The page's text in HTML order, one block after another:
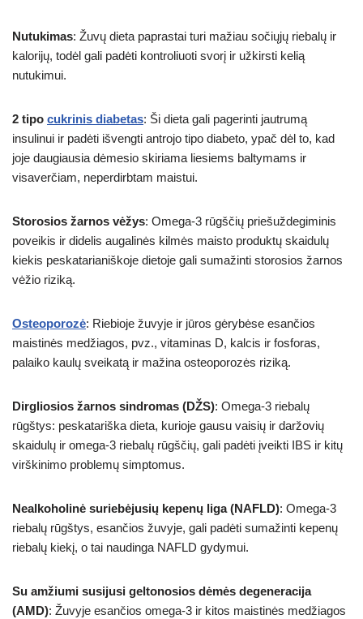
Nutukimas: Žuvų dieta paprastai turi mažiau sočiųjų riebalų ir
kalorijų, todėl gali padėti kontroliuoti svorį ir užkirsti kelią
nutukimui.
2 tipo cukrinis diabetas: Ši dieta gali pagerinti jautrumą
insulinui ir padėti išvengti antrojo tipo diabeto, ypač dėl to, kad
joje daugiausia dėmesio skiriama liesiems baltymams ir
visaverčiam, neperdirbtam maistui.
Storosios žarnos vėžys: Omega-3 rūgščių priešuždegiminis
poveikis ir didelis augalinės kilmės maisto produktų skaidulų
kiekis peskatarianiškoje dietoje gali sumažinti storosios žarnos
vėžio riziką.
Osteoporozė: Riebioje žuvyje ir jūros gėrybėse esančios
maistinės medžiagos, pvz., vitaminas D, kalcis ir fosforas,
palaiko kaulų sveikatą ir mažina osteoporozės riziką.
Dirgliosios žarnos sindromas (DŽS): Omega-3 riebalų
rūgštys: peskatariška dieta, kurioje gausu vaisių ir daržovių
skaidulų ir omega-3 riebalų rūgščių, gali padėti įveikti IBS ir kitų
virškinimo problemų simptomus.
Nealkoholinė suriebėjusių kepenų liga (NAFLD): Omega-3
riebalų rūgštys, esančios žuvyje, gali padėti sumažinti kepenų
riebalų kiekį, o tai naudinga NAFLD gydymui.
Su amžiumi susijusi geltonosios dėmės degeneracija
(AMD): Žuvyje esančios omega-3 ir kitos maistinės medžiagos